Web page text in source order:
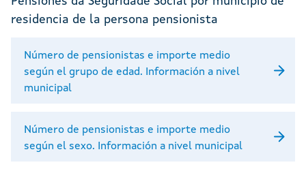
residencia de la persona pensionista
Número de pensionistas e importe medio
según el grupo de edad. Información a nivel
municipal
Número de pensionistas e importe medio
según el sexo. Información a nivel municipal